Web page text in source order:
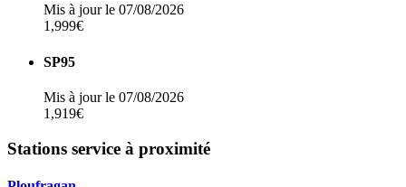
Mis à jour le 07/08/2026
1,999€
SP95
Mis à jour le 07/08/2026
1,919€
Stations service à proximité